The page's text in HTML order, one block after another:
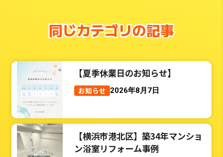
同じカテゴリの記事
【夏季休業日のお知らせ】
お知らせ 2026年8月7日
【横浜市港北区】築34年マンショ
ン浴室リフォーム事例